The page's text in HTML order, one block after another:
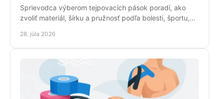
Sprievodca výberom tejpovacích pások poradí, ako
zvoliť materiál, šírku a pružnosť podľa bolesti, športu,
28. júla 2026